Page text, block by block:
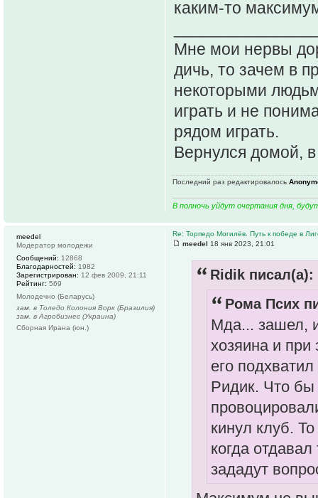
каким-то
Мне мои нервы
дичь, то зачем в
некоторыми
играть и не
рядом играть.
Вернулся домой,
Последний раз редактировалось
В полночь уйдут очертания дня,
Re: Торпедо Могилёв. Путь к победе в
meedel 18 янв 2023, 21:01
Ridik писал(а):
Рома Псих
Мда... зашел,
хозяина и при
его
Ридик. Что бы
кинул клуб.
когда
зададут
meedel
Модератор молодежи
Сообщений: 12868
Благодарностей: 1982
Зарегистрирован: 12 фев 2009, 21:11
Рейтинг: 569
Молодечно (Беларусь)
зам. в Толедо Колония Ворк (Бразилия)
зам. в Агробизнес (Украина)
Сборная Ирана (юн.)